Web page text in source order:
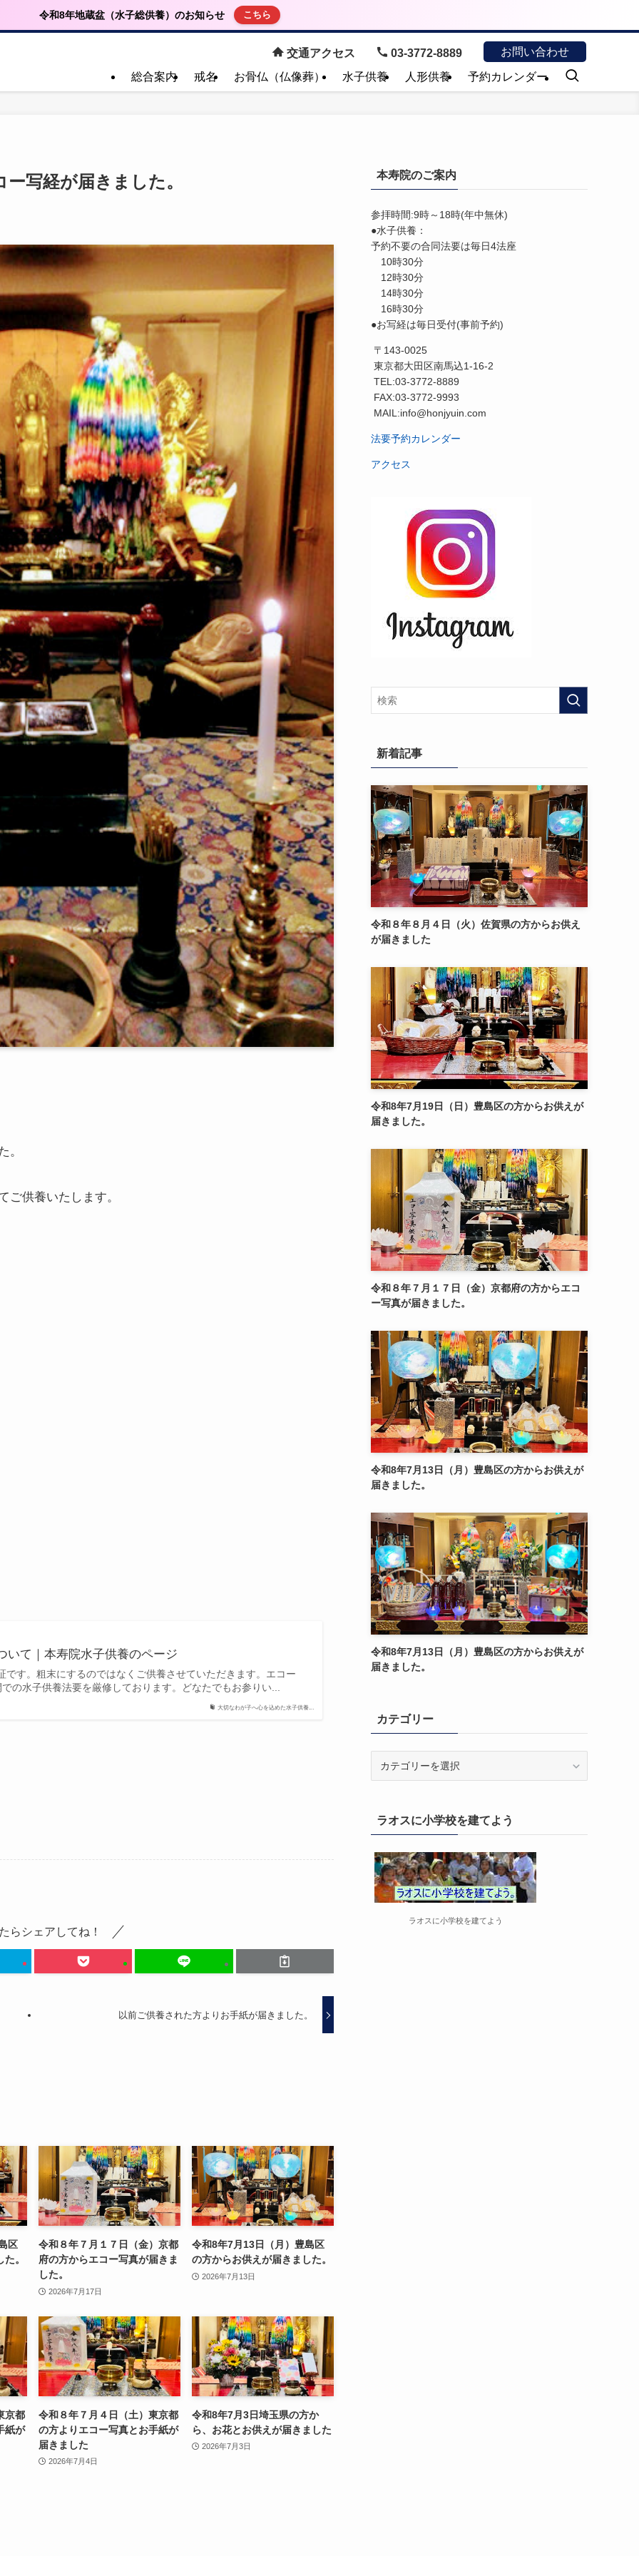
令和8年地蔵盆（水子総供養）のお知らせ こちら
交通アクセス 03-3772-8889 お問い合わせ
総合案内 戒名 お骨仏（仏像葬） 水子供養 人形供養 予約カレンダー
写経が届きました。
。
ご供養いたします。
大切なわが子へ心を込めた水子供養...
いて｜本寿院水子供養のページ
です。粗末にするのではなくご供養させていただきます。エコー
の水子供養法要を厳修しております。どなたでもお参りい...
らシェアしてね！
以前ご供養された方よりお手紙が届きました。
区
。
令和８年７月１７日（金）京都
府の方からエコー写真が届きま
した。
2026年7月17日
令和8年7月13日（月）豊島区
の方からお供えが届きました。
2026年7月13日
京都
紙が
令和８年７月４日（土）東京都
の方よりエコー写真とお手紙が
届きました
2026年7月4日
令和8年7月3日埼玉県の方か
ら、お花とお供えが届きました
2026年7月3日
本寿院のご案内
参拝時間:9時～18時(年中無休)
●水子供養：
予約不要の合同法要は毎日4法座
10時30分
12時30分
14時30分
16時30分
●お写経は毎日受付(事前予約)
〒143-0025
東京都大田区南馬込1-16-2
TEL:03-3772-8889
FAX:03-3772-9993
MAIL:info@honjyuin.com
法要予約カレンダー
アクセス
新着記事
令和８年８月４日（火）佐賀県の方からお供え
が届きました
令和8年7月19日（日）豊島区の方からお供えが
届きました。
令和８年７月１７日（金）京都府の方からエコ
ー写真が届きました。
令和8年7月13日（月）豊島区の方からお供えが
届きました。
令和8年7月13日（月）豊島区の方からお供えが
届きました。
カテゴリー
ーラオスに小学校を建てよう
ラオスに小学校を建てよう